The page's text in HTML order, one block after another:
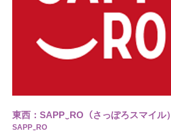
東西：SAPP‿RO（さっぽろスマイル）
SAPP‿RO